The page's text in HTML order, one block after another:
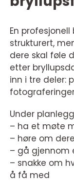
En
strukturert,
dere skal føle
etter
inn i tre deler:
Under
– ha et møte
– høre om
– gå gjennom
– snakke om
å få med